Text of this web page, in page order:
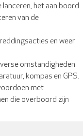
het aan boord
van de
en weer
omstandigheden
kompas en GPS.
met
die overboord zijn